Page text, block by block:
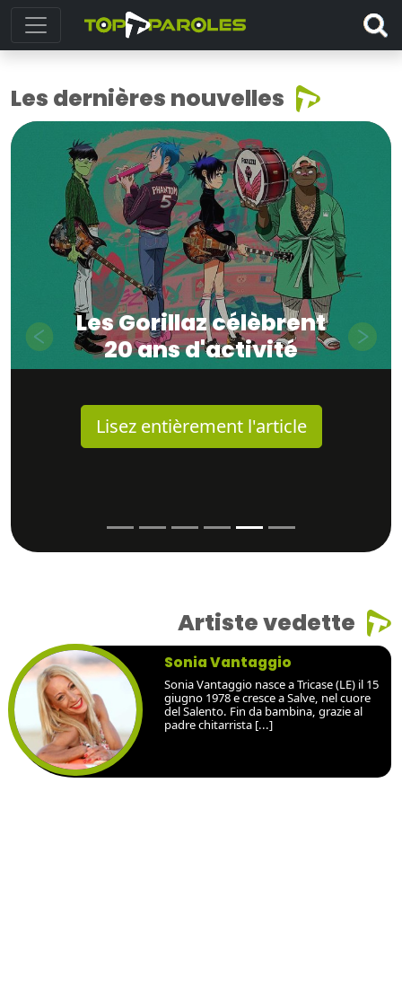
Les dernières nouvelles
Les Gorillaz célèbrent
20 ans d'activité
Lisez entièrement l'article
Previous Next
Artiste vedette
Sonia Vantaggio
Sonia Vantaggio nasce a Tricase (LE) il 15
giugno 1978 e cresce a Salve, nel cuore
del Salento. Fin da bambina, grazie al
padre chitarrista [...]